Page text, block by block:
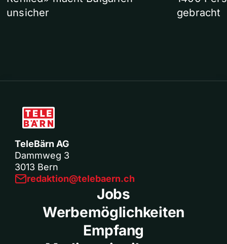
unsicher
gebracht
TeleBärn AG
Dammweg 3
3013 Bern
redaktion@telebaern.ch
Jobs
Werbemöglichkeiten
Empfang